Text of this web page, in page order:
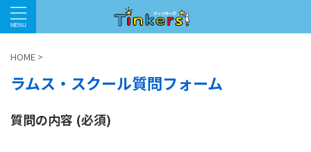
HOME >
ラムス・スクール質問フォーム
質問の内容 (必須)